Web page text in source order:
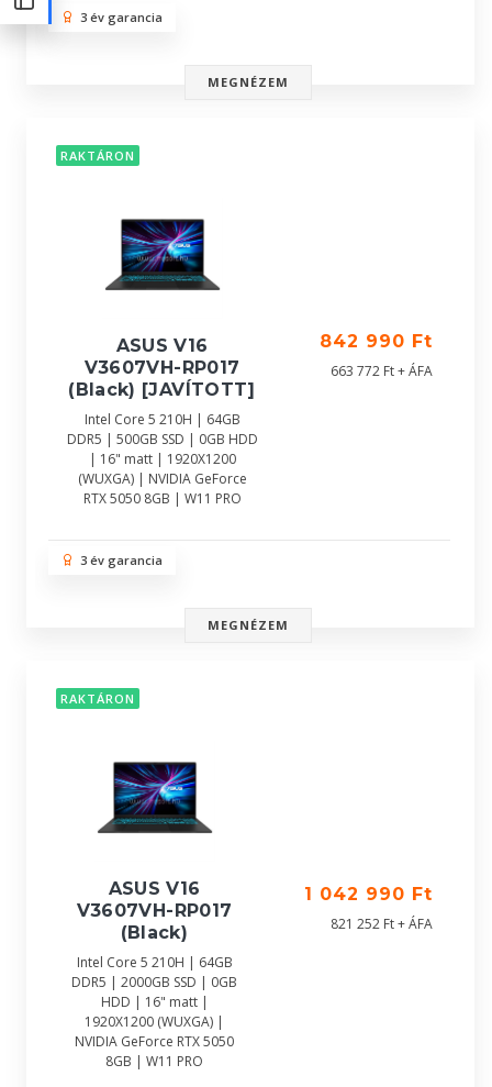
3 év garancia
MEGNÉZEM
RAKTÁRON
ASUS V16
V3607VH-RP017
(Black) [JAVÍTOTT]
Intel Core 5 210H | 64GB
DDR5 | 500GB SSD | 0GB HDD
| 16" matt | 1920X1200
(WUXGA) | NVIDIA GeForce
RTX 5050 8GB | W11 PRO
842 990 Ft
663 772 Ft + ÁFA
3 év garancia
MEGNÉZEM
RAKTÁRON
ASUS V16
V3607VH-RP017
(Black)
Intel Core 5 210H | 64GB
DDR5 | 2000GB SSD | 0GB
HDD | 16" matt |
1920X1200 (WUXGA) |
NVIDIA GeForce RTX 5050
8GB | W11 PRO
1 042 990 Ft
821 252 Ft + ÁFA